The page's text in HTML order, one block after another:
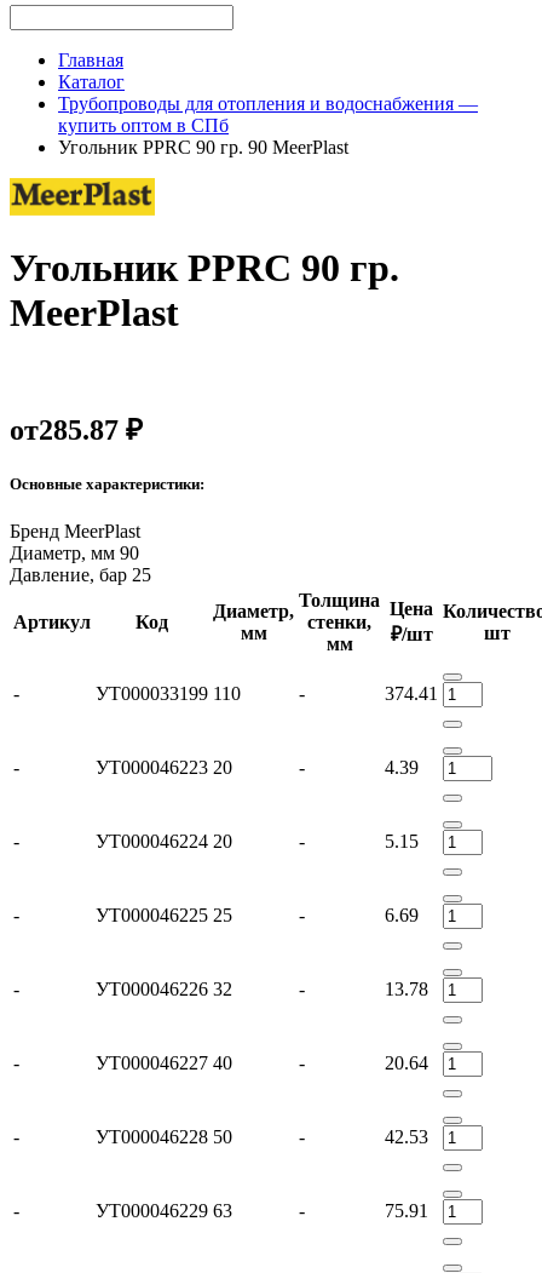
Главная
Каталог
Трубопроводы для отопления и водоснабжения —
купить оптом в СПб
Угольник PPRC 90 гр. 90 MeerPlast
Угольник PPRC 90 гр.
MeerPlast
от285.87 ₽
Основные характеристики:
Бренд MeerPlast
Диаметр, мм 90
Давление, бар 25
Артикул Код
Диаметр,
мм
Толщина
стенки,
мм
Цена
₽/шт
шт
- УТ000033199 110 - 374.41
- УТ000046223 20 - 4.39
- УТ000046224 20 - 5.15
- УТ000046225 25 - 6.69
- УТ000046226 32 - 13.78
- УТ000046227 40 - 20.64
- УТ000046228 50 - 42.53
- УТ000046229 63 - 75.91